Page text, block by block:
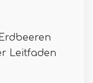
Leitfaden